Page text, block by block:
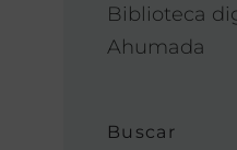
Biblioteca
Ahumada
Buscar